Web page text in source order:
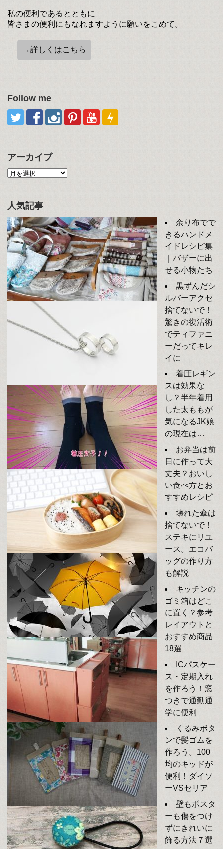
私の便利であるとともに
皆さまの便利にもなれますように願いをこめて。
→詳しくはこちら
Follow me
アーカイブ
人気記事
余り布でで
きるハンドメ
イドレシピ集
｜バザーに出
せる小物たち
黒ずんだシ
ルバーアクセ
捨てないで！
驚きの復活術
でティファニ
ーだってキレ
イに
着圧レギン
スは効果な
し？半年着用
した太ももが
気になるJK娘
の現在は…
お弁当は前
日に作って大
丈夫？おいし
い食べ方とお
すすめレシピ
壊れた傘は
捨てないで！
ステキにリユ
ース。エコバ
ッグの作り方
も解説
キッチンの
ゴミ箱はどこ
に置く？参考
レイアウトと
おすすめ商品
18選
ICパスケー
ス・定期入れ
を作ろう！窓
つきで通勤通
学に便利
くるみボタ
ンで髪ゴムを
作ろう。100
均のキッドが
便利！ダイソ
ーVSセリア
壁もポスタ
ーも傷をつけ
ずにきれいに
飾る方法７選